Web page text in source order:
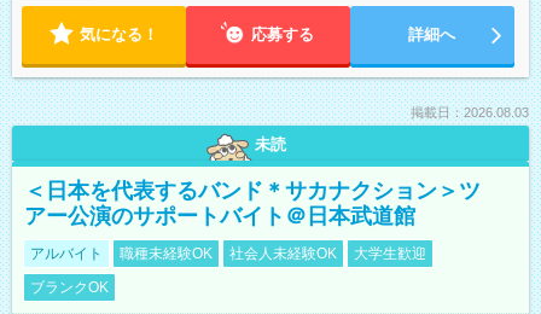
気になる！ 応募する 詳細へ
掲載日：2026.08.03
未読
＜日本を代表するバンド＊サカナクション＞ツ
アー公演のサポートバイト＠日本武道館
アルバイト 職種未経験OK 社会人未経験OK
大学生歓迎
ブランクOK